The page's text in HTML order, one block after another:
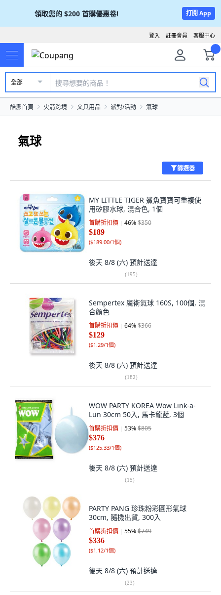
領取您的 $200 首購優惠卷! 打開 App
客服中心
註冊會員
登入
全部
酷澎首頁 火箭跨境 文具用品 派對/活動 氣球
氣球
篩選器
MY LITTLE TIGER 鯊魚寶寶可重複使
用矽膠水球, 混合色, 1個
首購折扣價 46%$350
$189
($189.00/1個)
後天 8/8 (六) 預計送達
(195)
Sempertex 魔術氣球 160S, 100個, 混
合顏色
首購折扣價 64%$366
$129
($1.29/1個)
後天 8/8 (六) 預計送達
(182)
WOW PARTY KOREA Wow Link-a-
Lun 30cm 50入, 馬卡龍藍, 3個
首購折扣價 53%$805
$376
($125.33/1個)
後天 8/8 (六) 預計送達
(15)
PARTY PANG 珍珠粉彩圓形氣球
30cm, 隨機出貨, 300入
首購折扣價 55%$749
$336
($1.12/1個)
後天 8/8 (六) 預計送達
(23)